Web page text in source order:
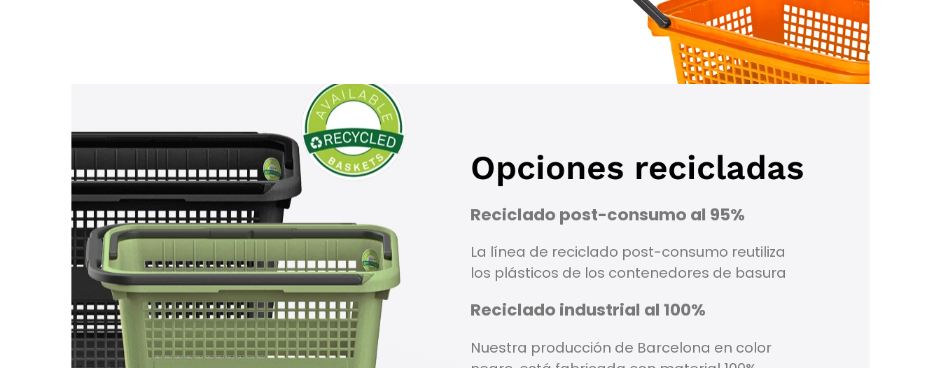
Opciones recicladas
Reciclado post-consumo al 95%
La línea de reciclado post-consumo reutiliza
los plásticos de los contenedores de basura
Reciclado industrial al 100%
Nuestra producción de Barcelona en color